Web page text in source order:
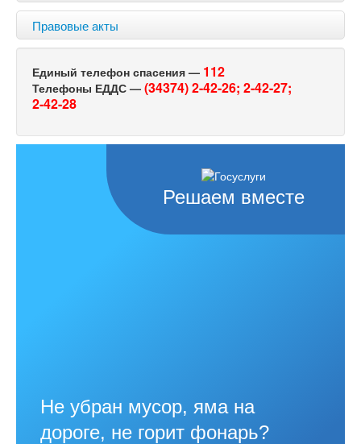
Правовые акты
Единый телефон спасения — 112
Телефоны ЕДДС — (34374) 2-42-26; 2-42-27;
2-42-28
Решаем вместе
Не убран мусор, яма на
дороге, не горит фонарь?